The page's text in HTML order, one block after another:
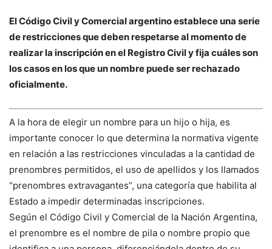
El Código Civil y Comercial argentino establece una serie
de restricciones que deben respetarse al momento de
realizar la inscripción en el Registro Civil y fija cuáles son
los casos en los que un nombre puede ser rechazado
oficialmente.
A la hora de elegir un nombre para un hijo o hija, es
importante conocer lo que determina la normativa vigente
en relación a las restricciones vinculadas a la cantidad de
prenombres permitidos, el uso de apellidos y los llamados
“prenombres extravagantes”, una categoría que habilita al
Estado a impedir determinadas inscripciones.
Según el Código Civil y Comercial de la Nación Argentina,
el prenombre es el nombre de pila o nombre propio que